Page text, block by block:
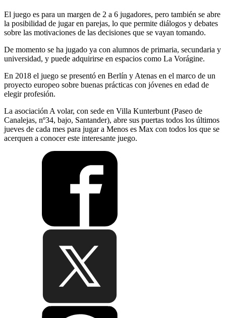
El juego es para un margen de 2 a 6 jugadores, pero también se abre
la posibilidad de jugar en parejas, lo que permite diálogos y debates
sobre las motivaciones de las decisiones que se vayan tomando.
De momento se ha jugado ya con alumnos de primaria, secundaria y
universidad, y puede adquirirse en espacios como La Vorágine.
En 2018 el juego se presentó en Berlín y Atenas en el marco de un
proyecto europeo sobre buenas prácticas con jóvenes en edad de
elegir profesión.
La asociación A volar, con sede en Villa Kunterbunt (Paseo de
Canalejas, nº34, bajo, Santander), abre sus puertas todos los últimos
jueves de cada mes para jugar a Menos es Max con todos los que se
acerquen a conocer este interesante juego.